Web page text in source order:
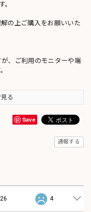
。
の上ご購入をお願いいた
、ご利用のモニターや端
る
Save
通報する
26 4